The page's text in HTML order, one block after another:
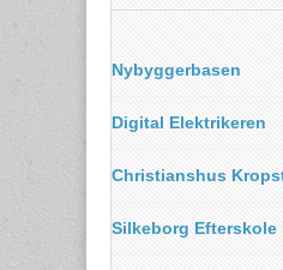
Nybyggerbasen
Digital Elektrikeren
Christianshus
Silkeborg Efterskole